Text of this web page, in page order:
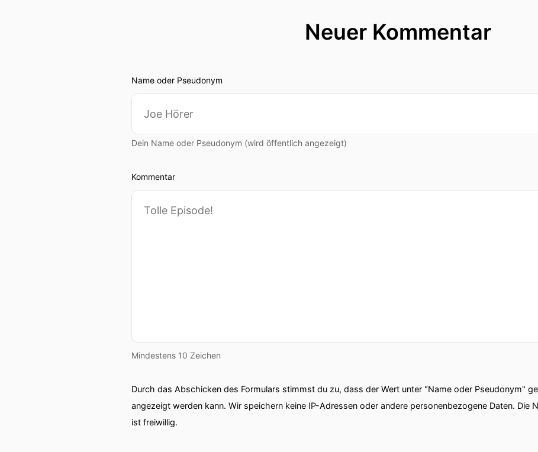
Neuer Kommentar
Name oder Pseudonym
Dein Name oder Pseudonym (wird öffentlich angezeigt)
Kommentar
Mindestens 10 Zeichen
Durch das Abschicken des Formulars stimmst du zu, dass der Wert unter "Name oder Pseudonym"
angezeigt werden kann. Wir speichern keine IP-Adressen oder andere personenbezogene Daten. Die
ist freiwillig.